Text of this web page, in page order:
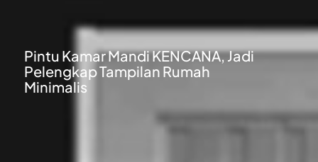
Pintu Kamar Mandi KENCANA, Jadi
Pelengkap Tampilan Rumah
Minimalis